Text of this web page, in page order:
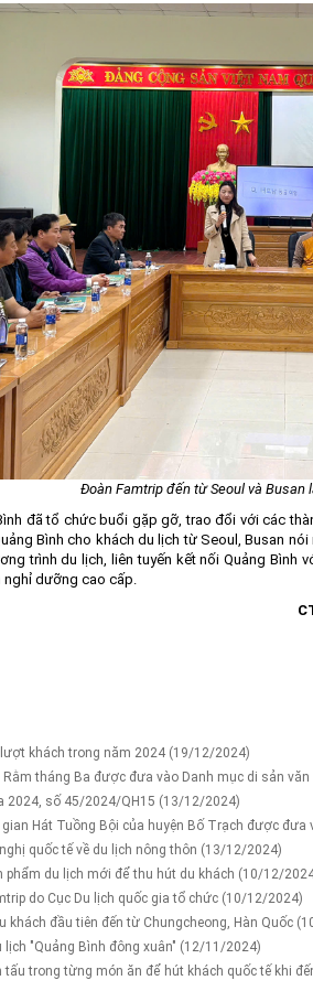
Đoàn Famtrip đến từ Seoul và Busan
đã tổ chức buổi gặp gỡ, trao đổi với các
Bình cho khách du lịch từ Seoul, Busan
trình du lịch, liên tuyến kết nối Quảng
nghỉ dưỡng cao cấp.
khách trong năm 2024 (19/12/2024)
Rằm tháng Ba được đưa vào Danh mục di sản
2024, số 45/2024/QH15 (13/12/2024)
Hát Tuồng Bội của huyện Bố Trạch được
quốc tế về du lịch nông thôn (13/12/2024)
phẩm du lịch mới để thu hút du khách (10/12/
do Cục Du lịch quốc gia tổ chức (10/12/2024)
khách đầu tiên đến từ Chungcheong, Hàn Quốc
"Quảng Bình đông xuân" (12/11/2024)
tấu trong từng món ăn để hút khách quốc tế khi